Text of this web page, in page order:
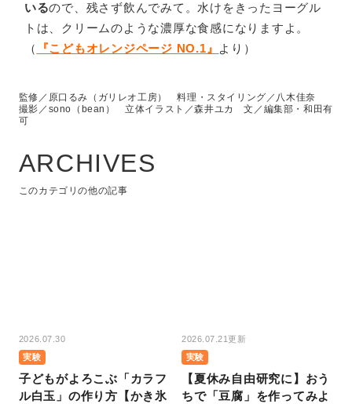
いるので、残さず飲んでみて。水けをきったヨーグル
トは、クリームのような濃厚な食感になりますよ。
（
『こどもオレンジページ NO.1』 より）
監修／原口るみ（ガリレオ工房） 料理・スタイリング／八木佳奈
撮影／sono（bean） 立体イラスト／森井ユカ 文／編集部・和田有
可
ARCHIVES
このカテゴリの他の記事
2026.07.30
実験
子どもがよろこぶ「カラフ
ル白玉」の作り方【かき氷
2026.07.21更新
実験
【夏休み自由研究に】おう
ちで「豆腐」を作ってみよ